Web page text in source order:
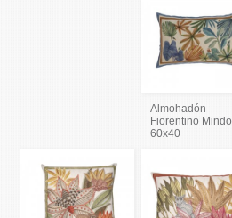
Almohadón
Fiorentino Mindo
60x40